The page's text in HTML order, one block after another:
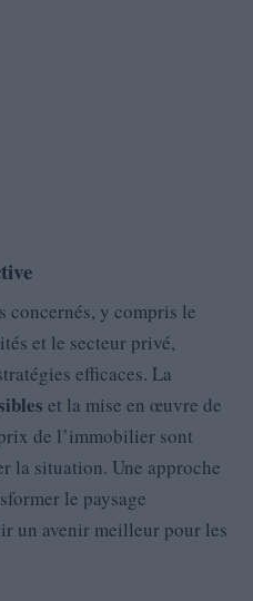
concernés, y compris le
et le secteur privé,
efficaces. La
et la mise en œuvre de
de l’immobilier sont
la situation. Une approche
le paysage
un avenir meilleur pour les